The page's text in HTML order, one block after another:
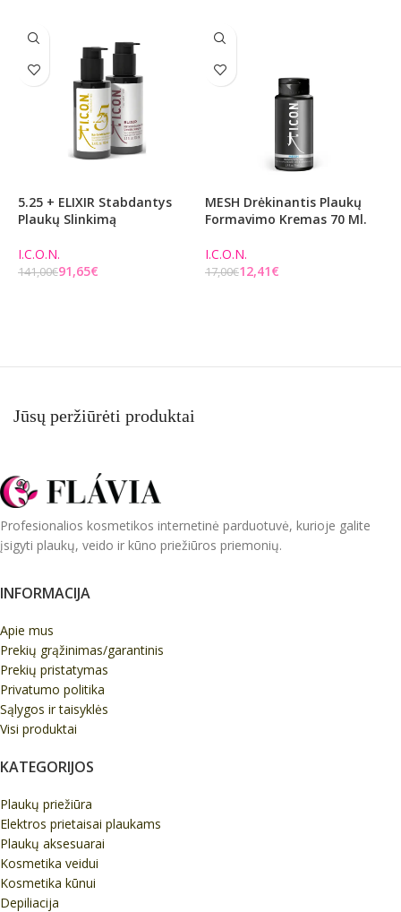
5.25 + ELIXIR Stabdantys
Plaukų Slinkimą
I.C.O.N.
141,00€91,65€
MESH Drėkinantis Plaukų
Formavimo Kremas 70 Ml.
I.C.O.N.
17,00€12,41€
Jūsų peržiūrėti produktai
Profesionalios kosmetikos internetinė parduotuvė, kurioje galite
įsigyti plaukų, veido ir kūno priežiūros priemonių.
INFORMACIJA
Apie mus
Prekių grąžinimas/garantinis
Prekių pristatymas
Privatumo politika
Sąlygos ir taisyklės
Visi produktai
KATEGORIJOS
Plaukų priežiūra
Elektros prietaisai plaukams
Plaukų aksesuarai
Kosmetika veidui
Kosmetika kūnui
Depiliacija